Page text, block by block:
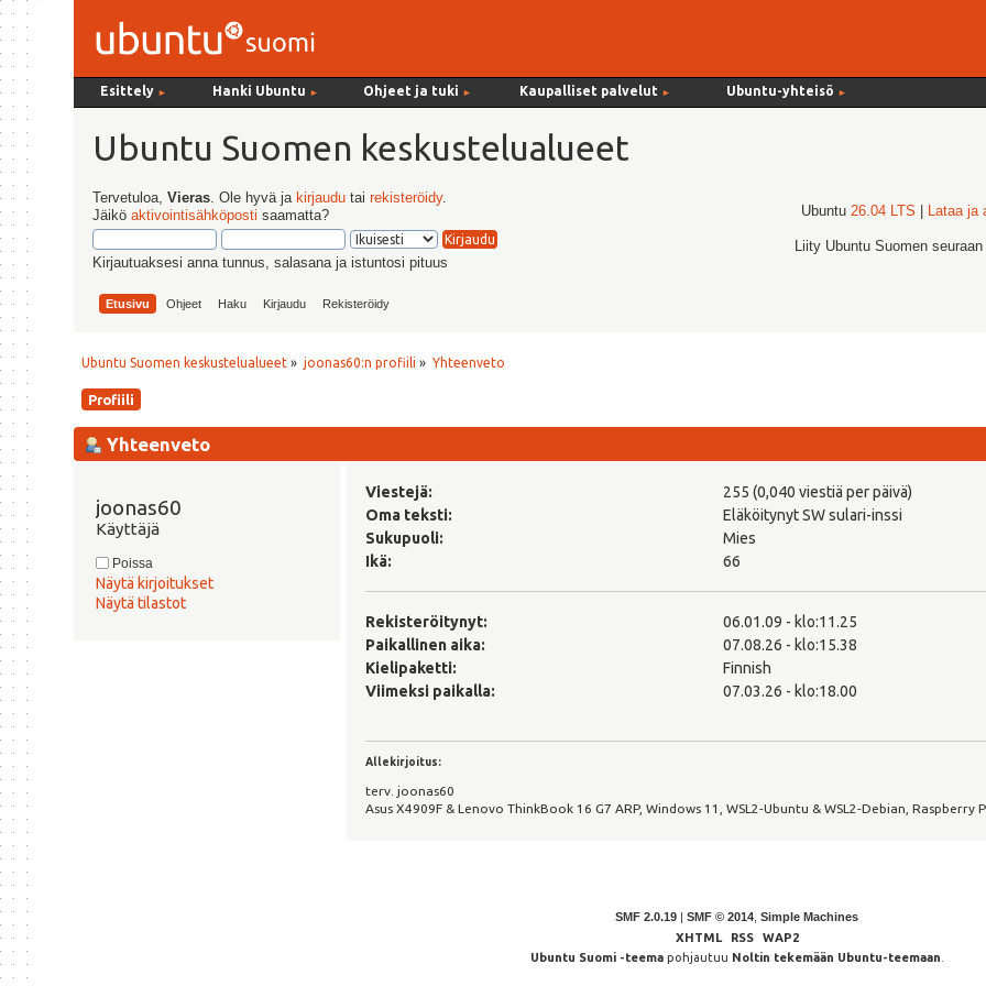
Esittely ► Hanki Ubuntu ► Ohjeet ja tuki ► Kaupalliset palvelut ► Ubuntu-yhteisö ►
Ubuntu Suomen keskustelualueet
Tervetuloa, Vieras. Ole hyvä ja kirjaudutai rekisteröidy.
Jäikö aktivointisähköposti saamatta?
Kirjautuaksesi anna tunnus, salasana ja istuntosi pituus
Ubuntu26.04 LTS Lataa ja
Liity Ubuntu Suomen
Etusivu Ohjeet Haku Kirjaudu Rekisteröidy
Ubuntu Suomen keskustelualueet » joonas60:n profiili » Yhteenveto
Profiili
Yhteenveto
joonas60
Käyttäjä
Poissa
Näytä kirjoitukset
Näytä tilastot
Viestejä:
255 (0,040 viestiä per päivä)
Oma teksti:
Eläköitynyt SW sulari-inssi
Sukupuoli:
Mies
Ikä:
66
Rekisteröitynyt:
06.01.09 - klo:11.25
Paikallinen aika:
07.08.26 - klo:15.38
Kielipaketti:
Finnish
Viimeksi paikalla:
07.03.26 - klo:18.00
Allekirjoitus:
terv. joonas60
Asus X4909F & Lenovo ThinkBook 16 G7 ARP, Windows 11, WSL2-Ubuntu & WSL2-Debian, Raspberry
SMF 2.0.19 SMF © 2014 Simple Machines
XHTML
RSS
WAP2
Ubuntu Suomi -teemapohjautuu Noltin tekemään Ubuntu-teemaan